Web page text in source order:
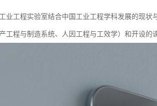
业工程实验室结合中国工业工程学科发展的现
工程与制造系统、人因工程与工效学）和开设的